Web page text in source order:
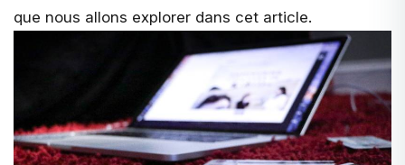
que nous allons explorer dans cet article.